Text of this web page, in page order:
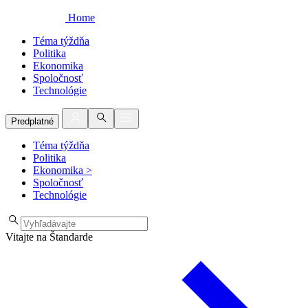
Home
Téma týždňa
Politika
Ekonomika
Spoločnosť
Technológie
Predplatné
Téma týždňa
Politika
Ekonomika >
Spoločnosť
Technológie
Vitajte na Štandarde